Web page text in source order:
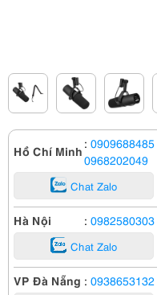
Hồ Chí Minh : 0909688485
0968202049
Chat Zalo
Hà Nội : 0982580303
Chat Zalo
VP Đà Nẵng : 0938653132